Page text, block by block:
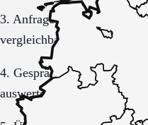
3. Anfrage sauber
vergleichbar bleiben.
4. Gespräche und
auswerten.